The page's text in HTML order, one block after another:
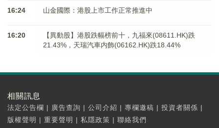
16:24 山金國際：港股上市工作正常推進中
16:20
【異動股】港股跌幅榜前十，九福來(08611.HK)跌
21.43%，天瑞汽車内飾(06162.HK)跌18.44%
相關訊息
法定公告欄 | 廣告查詢 | 公司介紹 | 專欄邀稿 | 投資者關係 |
版權聲明 | 重要聲明 | 私隱政策 | 聯絡我們